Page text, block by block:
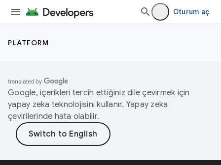
Oturum aç
PLATFORM
Google, içerikleri tercih ettiğiniz dile çevirmek için
yapay zeka teknolojisini kullanır. Yapay zeka
çevirilerinde hata olabilir.